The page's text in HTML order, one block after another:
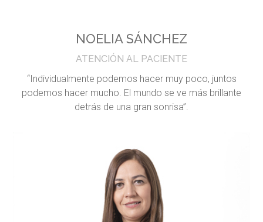
NOELIA SÁNCHEZ
ATENCIÓN AL PACIENTE
“Individualmente podemos hacer muy poco, juntos
podemos hacer mucho. El mundo se ve más brillante
detrás de una gran sonrisa”.